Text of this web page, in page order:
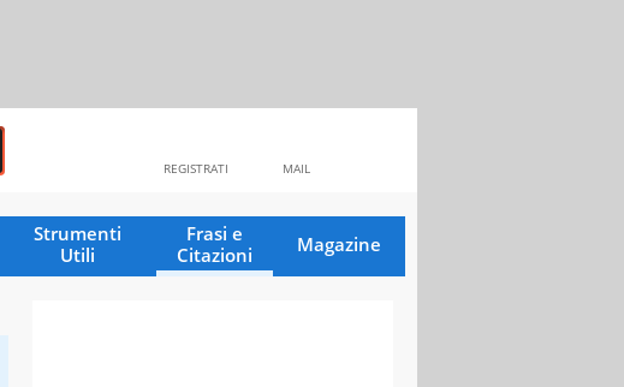
MAIL
REGISTRATI
Strumenti
Utili
Frasi e
Citazioni
Magazine